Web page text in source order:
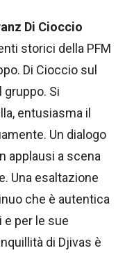
Di Cioccio
storici della PFM
Di Cioccio sul
gruppo. Si
entusiasma il
Un dialogo
applausi a scena
Una esaltazione
che è autentica
e per le sue
di Djivas è